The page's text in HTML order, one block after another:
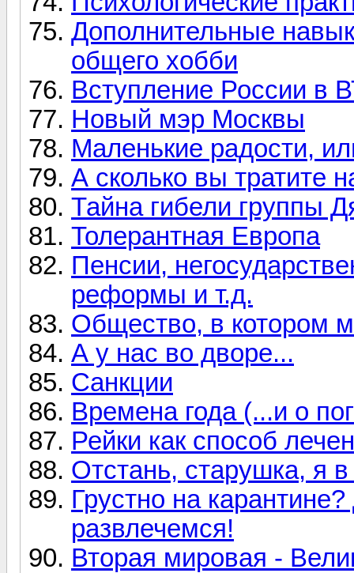
Дополнительные
общего хобби
Вступление России в
Новый мэр Москвы
Маленькие радости,
А сколько вы тратите
Тайна гибели группы
Толерантная Европа
Пенсии,
реформы и т.д.
Общество, в котором
А у нас во дворе...
Санкции
Времена года (...и о
Рейки как способ
Отстань, старушка, я
Грустно на
развлечемся!
Вторая мировая -